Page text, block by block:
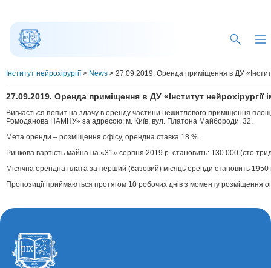
Інститут нейрохірургії> News > 27.09.2019. Оренда приміщення в ДУ
27.09.2019. Оренда приміщення в ДУ «Інститут
Вивчається попит на здачу в оренду частини нежитлового приміщення
Ромоданова НАМНУ» за адресою: м. Київ, вул. Платона Майбороди, 32.
Мета оренди – розміщення офісу, орендна ставка 18 %.
Ринкова вартість майна на «31» серпня 2019 р. становить: 130 000 (сто
Місячна орендна плата за перший (базовий) місяць оренди становить
Пропозиції приймаються протягом 10 робочих днів з моменту